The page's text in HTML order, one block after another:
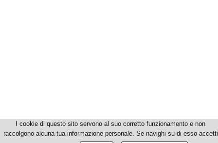
I cookie di questo sito servono al suo corretto funzionamento e non
raccolgono alcuna tua informazione personale. Se navighi su di esso accetti